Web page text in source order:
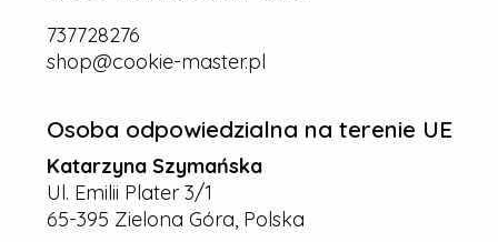
737728276
shop@cookie-master.pl
Osoba odpowiedzialna na terenie UE
Katarzyna Szymańska
Ul. Emilii Plater 3/1
65-395 Zielona Góra, Polska